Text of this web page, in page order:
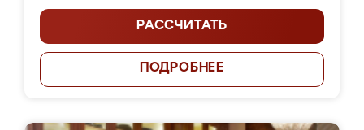
РАССЧИТАТЬ
ПОДРОБНЕЕ